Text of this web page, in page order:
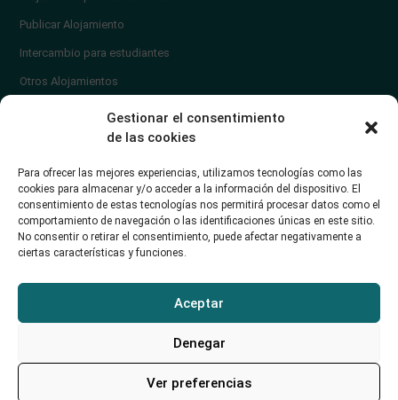
Gestionar el consentimiento
de las cookies
Para ofrecer las mejores experiencias, utilizamos tecnologías como las
cookies para almacenar y/o acceder a la información del dispositivo. El
consentimiento de estas tecnologías nos permitirá procesar datos como el
comportamiento de navegación o las identificaciones únicas en este sitio.
No consentir o retirar el consentimiento, puede afectar negativamente a
ciertas características y funciones.
Aceptar
Denegar
Ver preferencias
Publicar Alojamiento
Intercambio para estudiantes
Otros Alojamientos
¿Cómo publicar un anuncio?
Contacto
soporte@alojamientounican.es
Alojamiento Universidad de Cantabria Copyright © 2023​